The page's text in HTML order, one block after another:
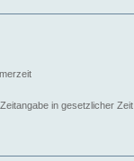
in gesetzlicher Zeit